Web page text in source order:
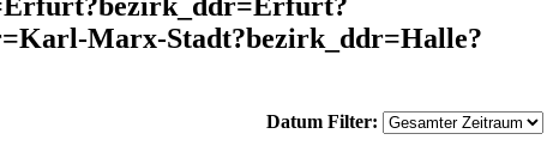
Marx-Stadt?bezirk_ddr=Halle?
Datum Filter: